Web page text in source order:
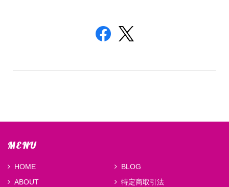
MENU
HOME
BLOG
ABOUT
特定商取引法